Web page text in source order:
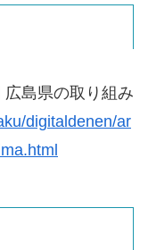
島県の取り組み
digitaldenen/ar